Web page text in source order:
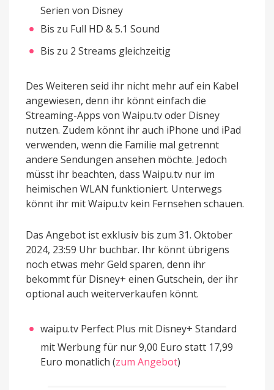
Serien von Disney
Bis zu Full HD & 5.1 Sound
Bis zu 2 Streams gleichzeitig
Des Weiteren seid ihr nicht mehr auf ein Kabel
angewiesen, denn ihr könnt einfach die
Streaming-Apps von Waipu.tv oder Disney
nutzen. Zudem könnt ihr auch iPhone und iPad
verwenden, wenn die Familie mal getrennt
andere Sendungen ansehen möchte. Jedoch
müsst ihr beachten, dass Waipu.tv nur im
heimischen WLAN funktioniert. Unterwegs
könnt ihr mit Waipu.tv kein Fernsehen schauen.
Das Angebot ist exklusiv bis zum 31. Oktober
2024, 23:59 Uhr buchbar. Ihr könnt übrigens
noch etwas mehr Geld sparen, denn ihr
bekommt für Disney+ einen Gutschein, der ihr
optional auch weiterverkaufen könnt.
waipu.tv Perfect Plus mit Disney+ Standard
mit Werbung für nur 9,00 Euro statt 17,99
Euro monatlich (zum Angebot)